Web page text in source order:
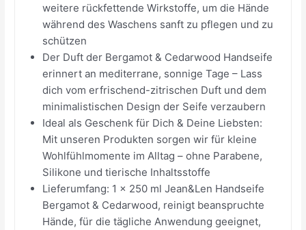
weitere rückfettende Wirkstoffe, um die Hände
während des Waschens sanft zu pflegen und zu
schützen
Der Duft der Bergamot & Cedarwood Handseife
erinnert an mediterrane, sonnige Tage – Lass
dich vom erfrischend-zitrischen Duft und dem
minimalistischen Design der Seife verzaubern
Ideal als Geschenk für Dich & Deine Liebsten:
Mit unseren Produkten sorgen wir für kleine
Wohlfühlmomente im Alltag – ohne Parabene,
Silikone und tierische Inhaltsstoffe
Lieferumfang: 1 x 250 ml Jean&Len Handseife
Bergamot & Cedarwood, reinigt beanspruchte
Hände, für die tägliche Anwendung geeignet,